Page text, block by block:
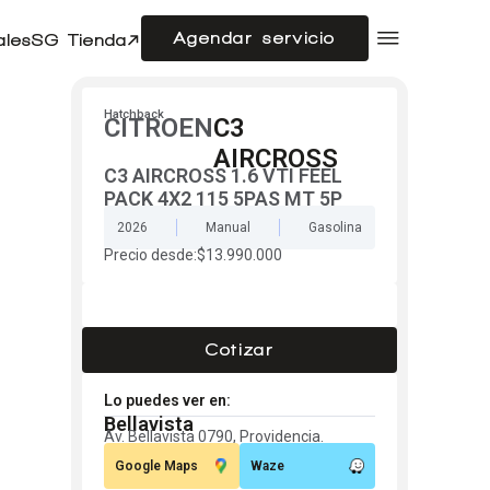
SG Tienda Agendar servicio
Doble cabina
Acerca de SG Autos
Centro de ayuda
Hatchback
CITROENC3
AIRCROSS
C3 AIRCROSS 1.6 VTI FEEL
PACK 4X2 115 5PAS MT 5P
2026 Manual Gasolina
Precio desde:$13.990.000
Cotizar
Lo puedes ver en:
Bellavista
Av. Bellavista 0790, Providencia.
Google Maps Waze